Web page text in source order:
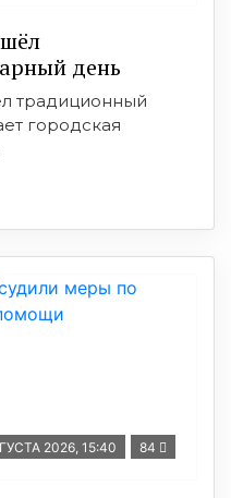
день
традиционный
городская
2026, 15:40 84